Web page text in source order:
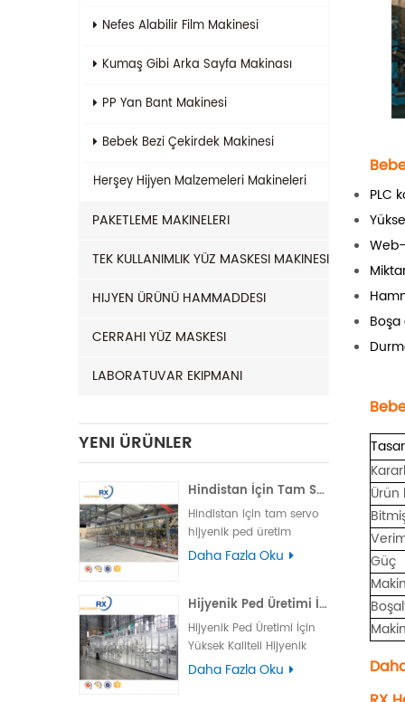
Nefes Alabilir Film Makinesi
Kumaş Gibi Arka Sayfa Makinası
PP Yan Bant Makinesi
Bebek Bezi Çekirdek Makinesi
Herşey Hijyen Malzemeleri Makineleri
PAKETLEME MAKINELERI
TEK KULLANIMLIK YÜZ MASKESI MAKINESI
HIJYEN ÜRÜNÜ HAMMADDESI
CERRAHI YÜZ MASKESI
LABORATUVAR EKIPMANI
YENI ÜRÜNLER
Hindistan İçin Tam Servo Hijyenik Ped Üretim Makinesi | Otomatik Çalışma
Hindistan için tam servo
hijyenik ped üretim
makinesi, yüksek hız,
üretimi garantilemek için
kolay kullanım sunar.
Daha Fazla Oku
Hijyenik Ped Üretimi İçin Yüksek Kaliteli Hijyenik Makine
Hijyenik Ped Üretimi İçin
Yüksek Kaliteli Hijyenik
Makine Ana Teknik
Daha Fazla Oku
PLC
Güç